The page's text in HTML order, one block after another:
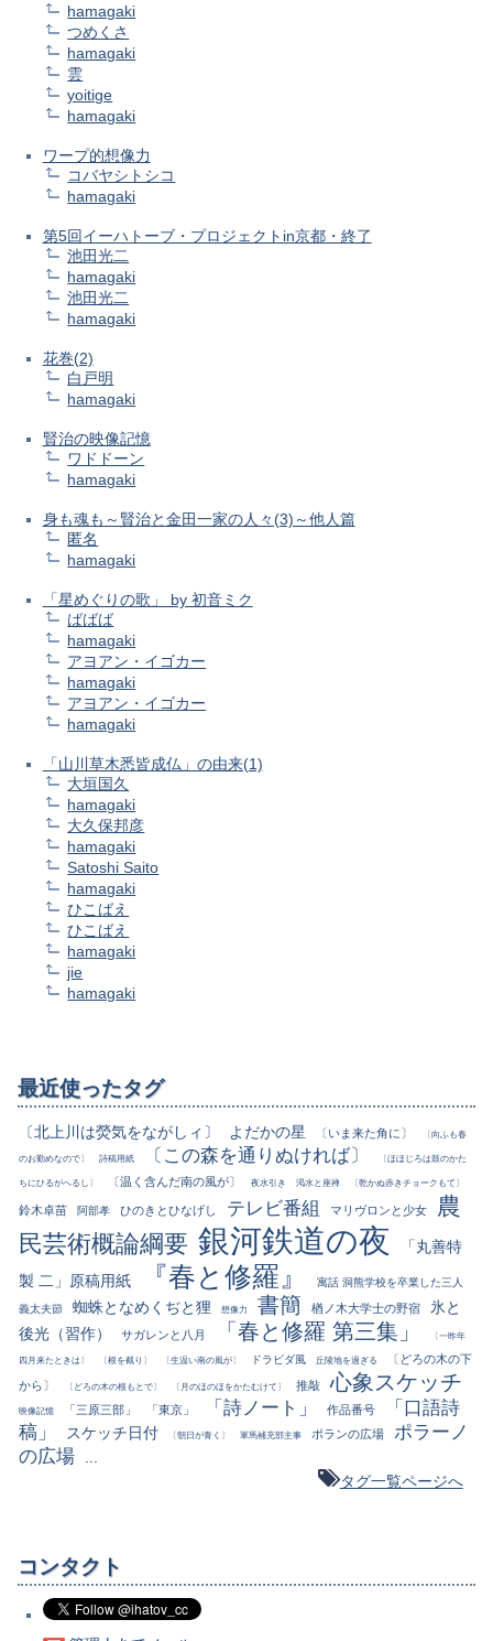
hamagaki
つめくさ
hamagaki
雲
yoitige
hamagaki
ワープ的想像力
コバヤシトシコ
hamagaki
第5回イーハトーブ・プロジェクトin京都・終了
池田光二
hamagaki
池田光二
hamagaki
花巻(2)
白戸明
hamagaki
賢治の映像記憶
ワドドーン
hamagaki
身も魂も～賢治と金田一家の人々(3)～他人篇
匿名
hamagaki
「星めぐりの歌」 by 初音ミク
ばばば
hamagaki
アヨアン・イゴカー
hamagaki
アヨアン・イゴカー
hamagaki
「山川草木悉皆成仏」の由来(1)
大垣国久
hamagaki
大久保邦彦
hamagaki
Satoshi Saito
hamagaki
ひこばえ
ひこばえ
hamagaki
jie
hamagaki
最近使ったタグ
〔北上川は熒気をながしィ〕 よだかの星 〔いま来た角に〕 〔向ふも春
のお勤めなので〕 詩稿用紙 〔この森を通りぬければ〕 〔ほほじろは鼓のかた
ちにひるがへるし〕 〔温く含んだ南の風が〕 夜水引き 渇水と座禅 〔乾かぬ赤きチョークもて〕
鈴木卓苗 阿部孝 ひのきとひなげし テレビ番組 マリヴロンと少女
農
民芸術概論綱要 銀河鉄道の夜
「丸善特
製 二」原稿用紙
『春と修羅』 寓話 洞熊学校を卒業した三人
義太夫節 蜘蛛となめくぢと狸 想像力 書簡 楢ノ木大学士の野宿
氷と
後光（習作）
サガレンと八月 「春と修羅 第三集」 〔一昨年
四月来たときは〕 〔根を截り〕 〔生温い南の風が〕 ドラビダ風 丘陵地を過ぎる
〔どろの木の下
から〕
〔どろの木の根もとで〕 〔月のほのほをかたむけて〕 推敲 心象スケッチ
映像記憶 「三原三部」 「東京」 「詩ノート」 作品番号
「口語詩
稿」
スケッチ日付 〔朝日が青く〕 軍馬補充部主事 ポランの広場
ポラーノ
の広場
タグ一覧ページへ
コンタクト